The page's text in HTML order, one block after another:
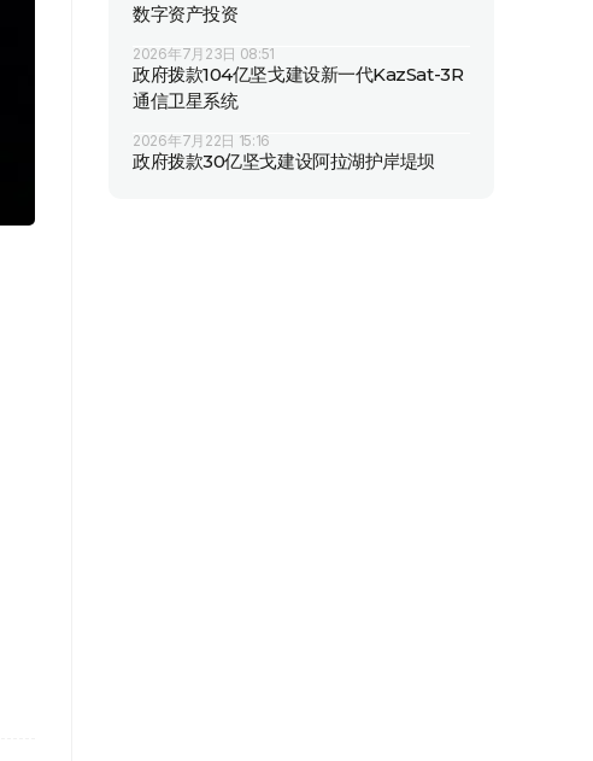
数字资产投资
2026年7月23日 08:51
政府拨款104亿坚戈建设新一代KazSat-3R
通信卫星系统
2026年7月22日 15:16
政府拨款30亿坚戈建设阿拉湖护岸堤坝